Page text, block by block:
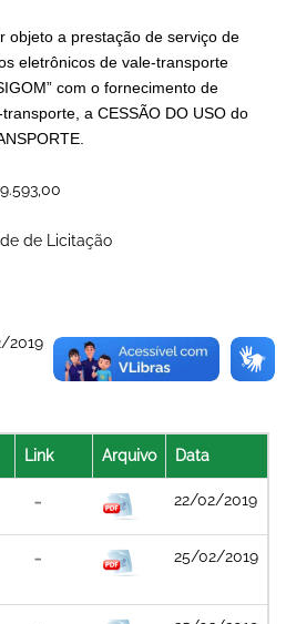
objeto a prestação de serviço de
eletrônicos de vale-transporte
com o fornecimento de
a CESSÃO DO USO do
de Licitação
2019
Link Arquivo Data
22/02/2019
25/02/2019